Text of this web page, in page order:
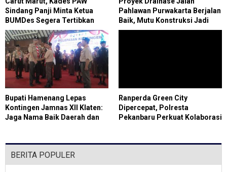
Sindang Panji Minta Ketua
BUMDes Segera Tertibkan
Administrasi
Pahlawan Purwakarta Berjalan
Baik, Mutu Konstruksi Jadi
Fokus Utama
Bupati Hamenang Lepas
Kontingen Jamnas XII Klaten:
Jaga Nama Baik Daerah dan
Ranperda Green City
Dipercepat, Polresta
Pekanbaru Perkuat Kolaborasi
BERITA POPULER